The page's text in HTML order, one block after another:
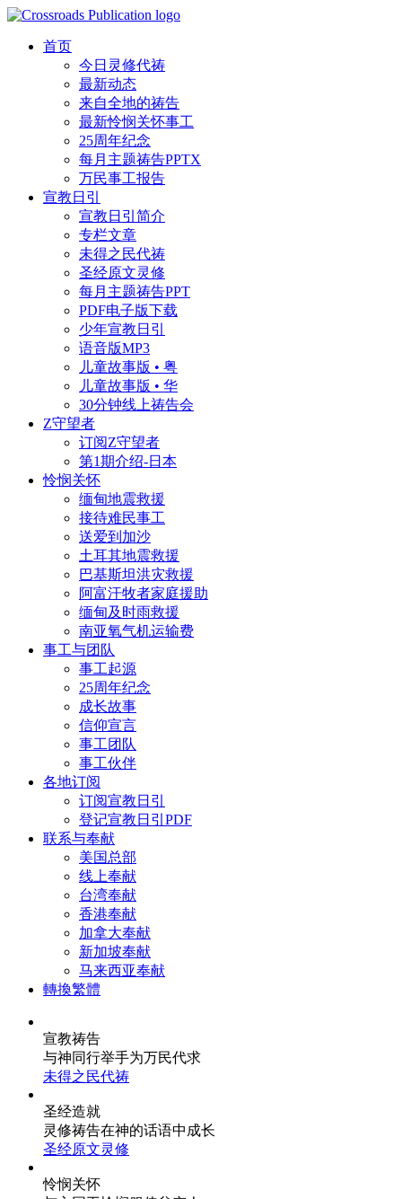
首页
今日灵修代祷
最新动态
来自全地的祷告
最新怜悯关怀事工
25周年纪念
每月主题祷告PPTX
万民事工报告
宣教日引
宣教日引简介
专栏文章
未得之民代祷
圣经原文灵修
每月主题祷告PPT
PDF电子版下载
少年宣教日引
语音版MP3
儿童故事版 • 粤
儿童故事版 • 华
30分钟线上祷告会
Z守望者
订阅Z守望者
第1期介绍-日本
怜悯关怀
缅甸地震救援
接待难民事工
送爱到加沙
土耳其地震救援
巴基斯坦洪灾救援
阿富汗牧者家庭援助
缅甸及时雨救援
南亚氧气机运输费
事工与团队
事工起源
25周年纪念
成长故事
信仰宣言
事工团队
事工伙伴
各地订阅
订阅宣教日引
登记宣教日引PDF
联系与奉献
美国总部
线上奉献
台湾奉献
香港奉献
加拿大奉献
新加坡奉献
马来西亚奉献
轉換繁體
宣教祷告
与神同行举手为万民代求
未得之民代祷
圣经造就
灵修祷告在神的话语中成长
圣经原文灵修
怜悯关怀